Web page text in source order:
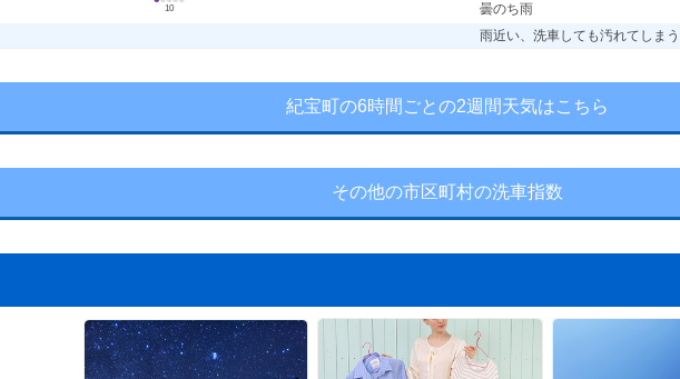
10
曇のち雨
雨近い、洗車しても汚れてしまう
紀宝町の6時間ごとの2週間天気はこちら
その他の市区町村の洗車指数